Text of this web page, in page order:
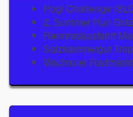
Pogi Challenge
2. Summer Run
Rennradausfahrt
Salzkammergut
Wachauer